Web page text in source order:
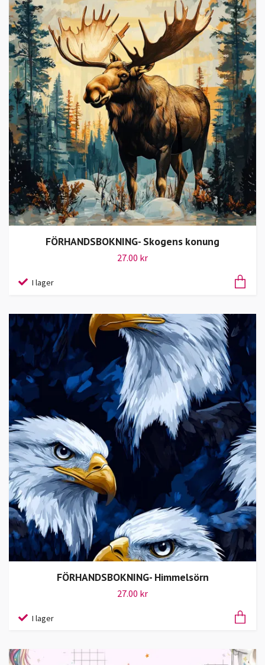
FÖRHANDSBOKNING- Skogens konung
27.00 kr
I lager
FÖRHANDSBOKNING- Himmelsörn
27.00 kr
I lager